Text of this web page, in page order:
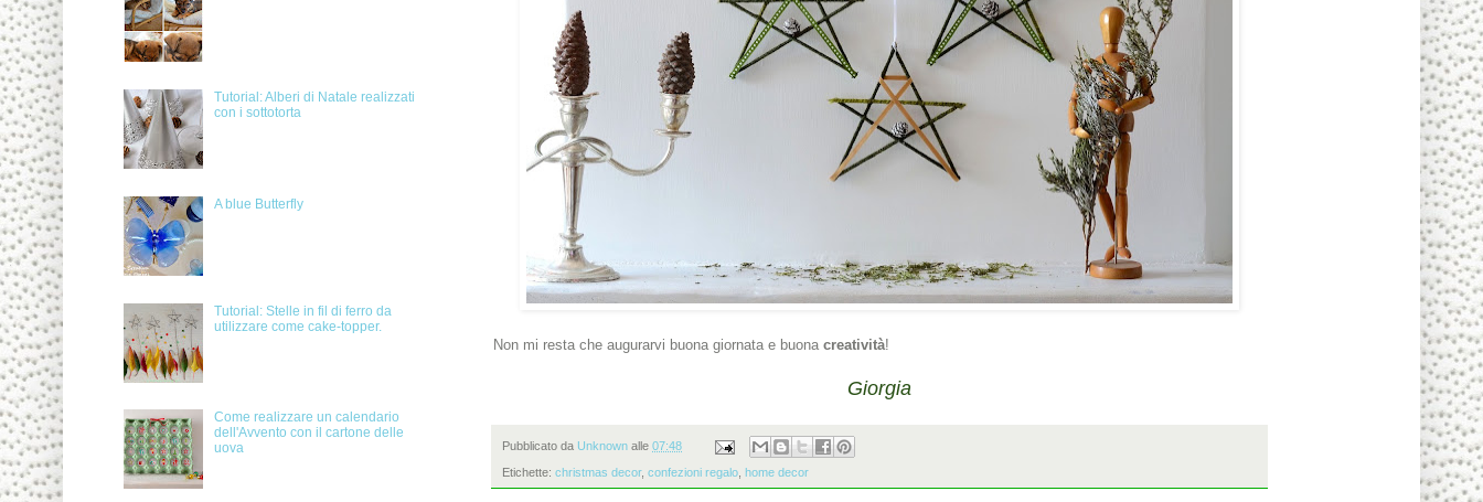
Non mi resta che augurarvi buona giornata e buona creatività!
Giorgia
Pubblicato da Unknown alle 07:48
Etichette: christmas decor, confezioni regalo home decor
Tutorial: Alberi di Natale realizzati
con i sottotorta
A blue Butterfly
Tutorial: Stelle in fil di ferro da
utilizzare come cake-topper.
Come realizzare un calendario
dell'Avvento con il cartone delle
uova